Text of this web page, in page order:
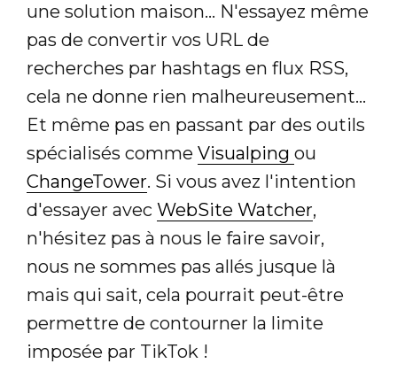
une solution maison... N'essayez même
pas de convertir vos URL de
recherches par hashtags en flux RSS,
cela ne donne rien malheureusement...
Et même pas en passant par des outils
spécialisés comme Visualping ou
ChangeTower. Si vous avez l'intention
d'essayer avec WebSite Watcher,
n'hésitez pas à nous le faire savoir,
nous ne sommes pas allés jusque là
mais qui sait, cela pourrait peut-être
permettre de contourner la limite
imposée par TikTok !